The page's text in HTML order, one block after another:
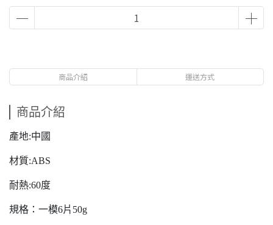
商品介紹 運送方式
商品介紹
產地:中國
材質:ABS
耐熱:60度
規格：一模6片50g